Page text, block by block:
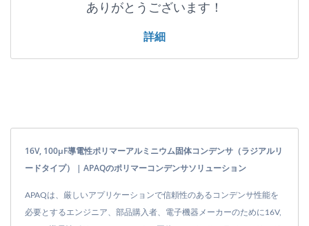
ありがとうございます！
詳細
16V, 100μF導電性ポリマーアルミニウム固体コンデンサ（ラジアルリ
ードタイプ） | APAQのポリマーコンデンサソリューション
APAQは、厳しいアプリケーションで信頼性のあるコンデンサ性能を
必要とするエンジニア、部品購入者、電子機器メーカーのために16V,